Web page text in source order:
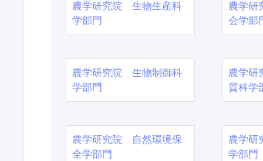
農学研究院 生物生産科
学部門
農学
会学部
農学研究院 生物制御科
学部門
農学
質科学
農学研究院 自然環境保
全学部門
農学
学部門